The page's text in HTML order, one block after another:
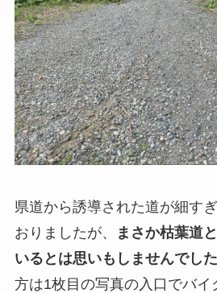
県道から誘導された道が細す
おりましたが、
まさか枯葉道
いるとは思いもしませんでし
方は1枚目の写真の入口でバイ